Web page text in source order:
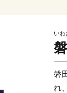
いわ
磐
れ